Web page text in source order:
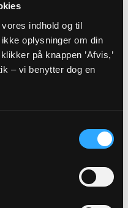
indhold og til
oplysninger om din
på knappen ’Afvis,’
– vi benytter dog en